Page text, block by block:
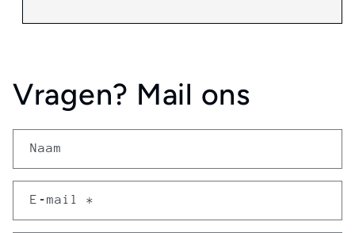
Vragen? Mail ons
Naam
E‑mail*